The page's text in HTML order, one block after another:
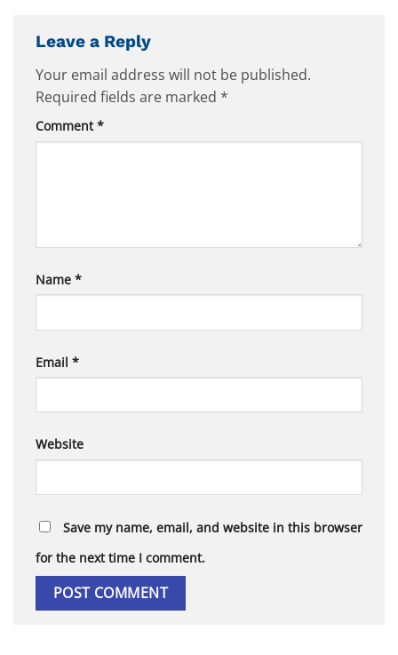
Leave a Reply
Your email address will not be published.
Required fields are marked *
Comment*
Name *
Email *
Website
Save my name, email, and website in this browser
for the next time I comment.